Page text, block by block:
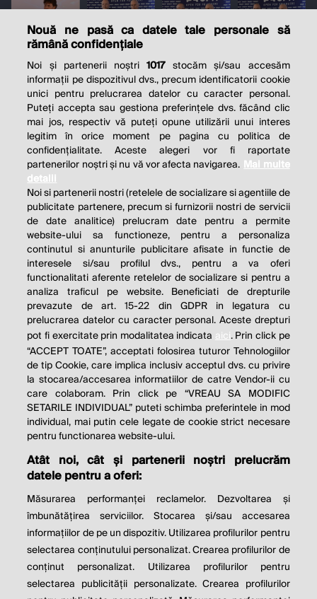
THE SOCIAL RESPONSIBILITY OF
BUSINESS IS TO INCREASE ITS
PROFITS.
Milton Friedman
© 2026 Profit.ro. Toate drepturile rezervate.
Dezvoltat de1616.ro
Contact Publicitate
Politica de cookie Politica de
confidențialitate
Setări cookies
este parte a
Nouă ne pasă ca datele tale personale să
rămână confidențiale
Noi și partenerii noștri1017 stocăm și/sau accesăm
informații pe dispozitivul dvs., precum identificatorii cookie
unici pentru prelucrarea datelor cu caracter personal.
Puteți accepta sau gestiona preferințele dvs. făcând clic
mai jos, respectiv vă puteți opune utilizării unui interes
legitim în orice moment pe pagina cu politica de
confidențialitate. Aceste alegeri vor fi raportate
partenerilor noștri și nu vă vor afecta navigarea. Mai multe
detalii
Noi si partenerii nostri (retelele de socializare si agentiile de
publicitate partenere, precum si furnizorii nostri de servicii
de date analitice) prelucram date pentru a permite
website-ului sa functioneze, pentru a personaliza
continutul si anunturile publicitare afisate in functie de
interesele si/sau profilul dvs., pentru a va oferi
functionalitati aferente retelelor de socializare si pentru a
analiza traficul pe website. Beneficiati de drepturile
prevazute de art. 15-22 din GDPR in legatura cu
prelucrarea datelor cu caracter personal. Aceste drepturi
pot fi exercitate prin modalitatea indicata aici. Prin click pe
“ACCEPT TOATE”, acceptati folosirea tuturor Tehnologiilor
de tip Cookie, care implica inclusiv acceptul dvs. cu privire
la stocarea/accesarea informatiilor de catre Vendor-ii cu
care colaboram. Prin click pe “VREAU SA MODIFIC
SETARILE INDIVIDUAL” puteti schimba preferintele in mod
individual, mai putin cele legate de cookie strict necesare
pentru functionarea website-ului.
Atât noi, cât și partenerii noștri prelucrăm
datele pentru a oferi:
Măsurarea performanței reclamelor. Dezvoltarea și
îmbunătățirea serviciilor. Stocarea și/sau accesarea
informațiilor de pe un dispozitiv. Utilizarea profilurilor pentru
selectarea conținutului personalizat. Crearea profilurilor de
conținut personalizat. Utilizarea profilurilor pentru
selectarea publicității personalizate. Crearea profilurilor